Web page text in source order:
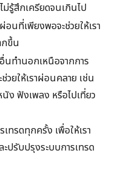
ม่รู้สึกเครียดจนเกินไป
อนที่เพียงพอจะช่วยให้เรา
กขึ้น
นทำนอกเหนือจากการ
วยให้เราผ่อนคลาย เช่น
ง ฟังเพลง หรือไปเที่ยว
ทรดทุกครั้ง เพื่อให้เรา
ะปรับปรุงระบบการเทรด